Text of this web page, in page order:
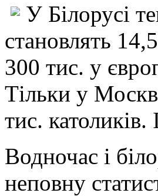
У Білорусі
становлять
300 тис. у
Тільки у
тис.
Водночас і
неповну